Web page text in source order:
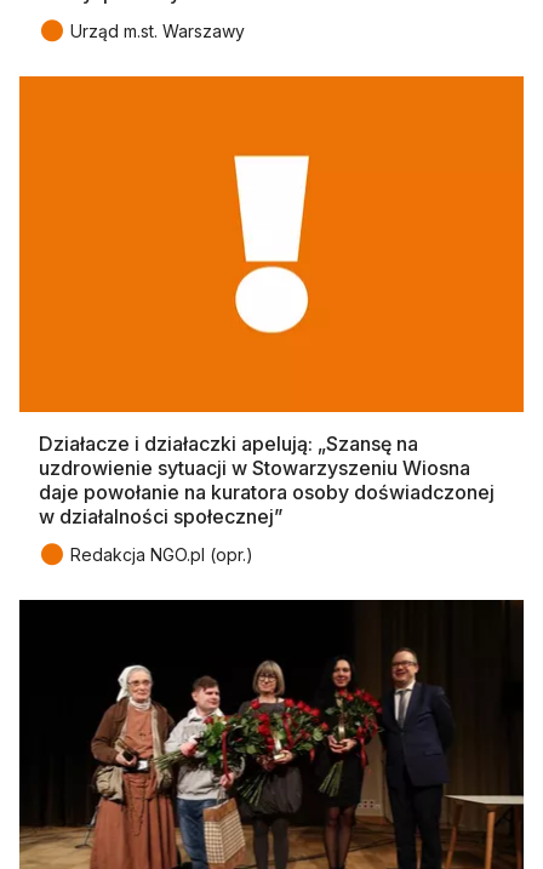
● Urząd m.st. Warszawy
Działacze i działaczki apelują: „Szansę na
uzdrowienie sytuacji w Stowarzyszeniu Wiosna
daje powołanie na kuratora osoby doświadczonej
w działalności społecznej”
● Redakcja NGO.pl (opr.)